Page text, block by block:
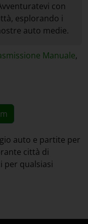
con
esplorando i
auto medie.
Manuale,
auto e partite per
città di
per qualsiasi